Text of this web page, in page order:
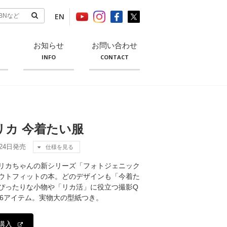
EN
お知らせ
INFO
お問い合わせ
CONTACT
カ 今着たい服
日発売 仕様を見る
カちゃんの新シリーズ「フォトジェニック
トフィットの本。どのデザインも「今着た
ったりな小物や「リカ活」に役立つ撮影Q
イテム。実物大の型紙つき。
入